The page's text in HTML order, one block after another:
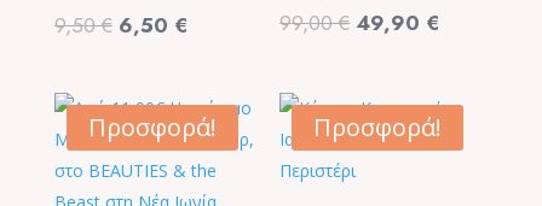
9,50€ Original
9,50 €.
6,50 €
είναι:
6,50 €.
99,00€ Original
99,00 €.
49,90 €
49,90 €.
Προσφορά! Προσφορά!